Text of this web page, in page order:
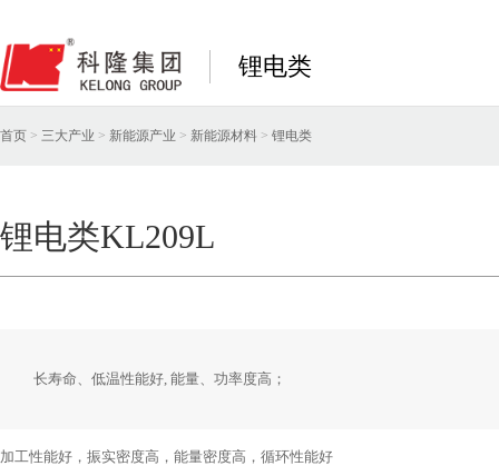
锂电类
首页 > 三大产业 > 新能源产业 > 新能源材料 > 锂电类
锂电类KL209L
长寿命、低温性能好, 能量、功率度高；
加工性能好，振实密度高，能量密度高，循环性能好